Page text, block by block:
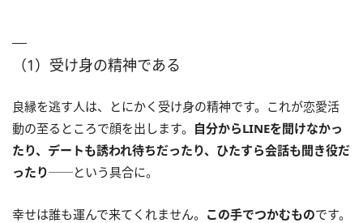
（1）受け身の精神である
良縁を逃す人は、とにかく受け身の精神です。これが恋愛活
動の至るところで顔を出します。 自分からLINEを聞けなかっ
たり、デートも誘われ待ちだったり、ひたすら会話も聞き役だ
ったり──という具合に。
幸せは誰も運んで来てくれません。 この手でつかむものです。